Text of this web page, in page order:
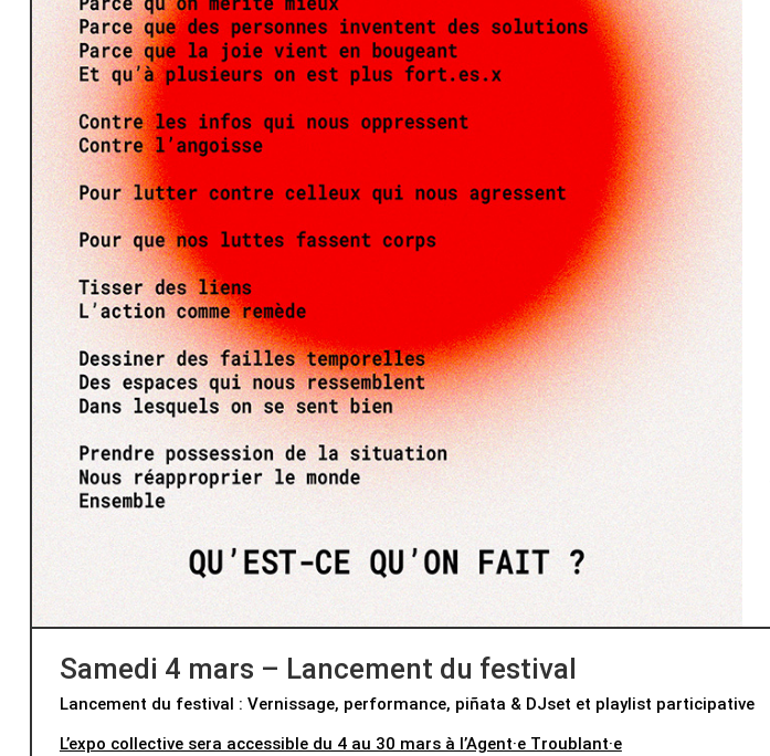
Samedi 4 mars – Lancement du festival
Lancement du festival : Vernissage, performance, piñata & DJset et playlist participative
L’expo collective sera accessible du 4 au 30 mars à l’Agent·e Troublant·e